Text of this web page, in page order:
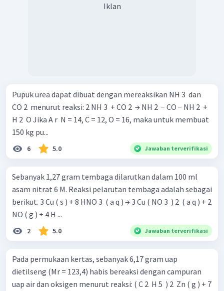
Iklan
Pupuk urea dapat dibuat dengan mereaksikan NH 3 ​ dan
CO 2 ​ menurut reaksi: 2 NH 3 ​ + CO 2 ​ → NH 2 ​ − CO − NH 2 ​ +
H 2 ​ O Jika A r ​ N = 14, C = 12, O = 16, maka untuk membuat
150 kg pu...
6 5.0 Jawaban terverifikasi
Sebanyak 1,27 gram tembaga dilarutkan dalam 100 ml
asam nitrat 6 M. Reaksi pelarutan tembaga adalah sebagai
berikut. 3 Cu ( s ) + 8 HNO 3 ​ ( a q ) → 3 Cu ( NO 3 ​ ) 2 ​ ( a q ) + 2
NO ( g ) + 4 H ...
2 5.0 Jawaban terverifikasi
Pada permukaan kertas, sebanyak 6,17 gram uap
dietilseng (Mr = 123,4) habis bereaksi dengan campuran
uap air dan oksigen menurut reaksi: ( C 2 ​ H 5 ​ ) 2 ​ Zn ( g ) + 7